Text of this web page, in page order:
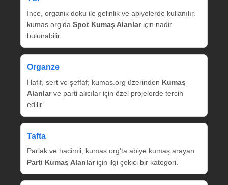
İnce, organik doku ile gelinlik ve abiyelerde kullanılır.
kumas.org’da Spot Kumaş Alanlariçin nadir
bulunabilir.
Organze
Hafif, sert ve şeffaf; kumas.org üzerinden Kumaş
Alanlarve parti alıcılar için özel projelerde tercih
edilir.
Tafta
Parlak ve hacimli; kumas.org’ta abiye kumaş arayan
Parti Kumaş Alanlariçin ilgi çekici bir kategori.